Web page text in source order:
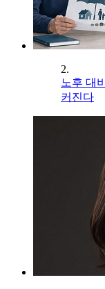
2.
노후 대
커진다